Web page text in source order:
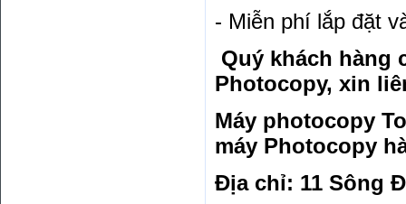
- Miễn phí lắp đặt
Quý khách hàng
Photocopy, xin
Máy photocopy
máy Photocopy
Địa chỉ: 11 Sông